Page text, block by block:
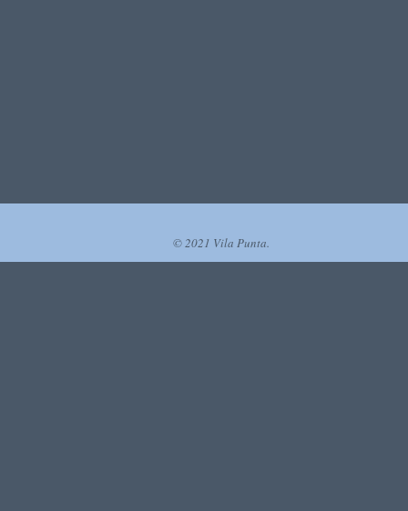
© 2021 Vila Punta.